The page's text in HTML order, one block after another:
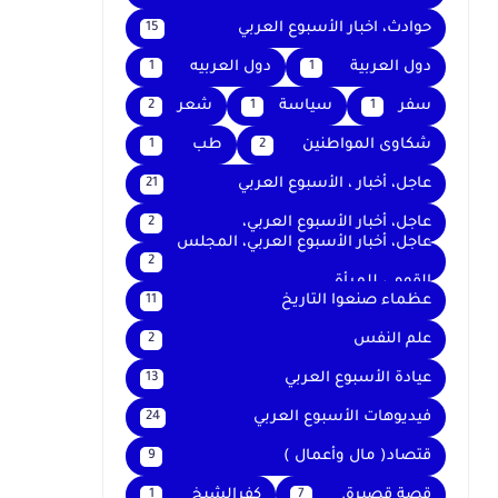
حوادث، اخبار الأسبوع العربي 15
دول العربية 1 دول العربيه 1
سفر 1 سياسة 1 شعر 2
شكاوى المواطنين 2 طب 1
عاجل، أخبار ، الأسبوع العربي 21
عاجل، أخبار الأسبوع العربي، 2
عاجل، أخبار الأسبوع العربي، المجلس
القومي للمرأة
2
عظماء صنعوا التاريخ 11
علم النفس 2
عيادة الأسبوع العربي 13
فيديوهات الأسبوع العربي 24
قتصاد( مال وأعمال ) 9
7
1